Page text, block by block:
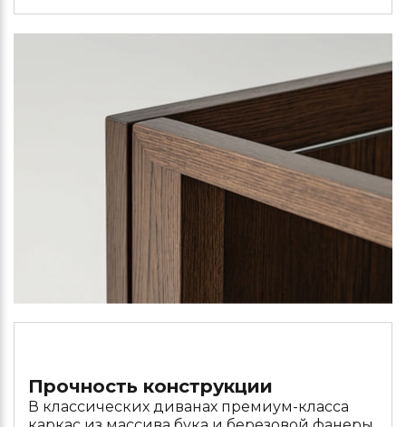
Прочность конструкции
В классических диванах премиум-класса